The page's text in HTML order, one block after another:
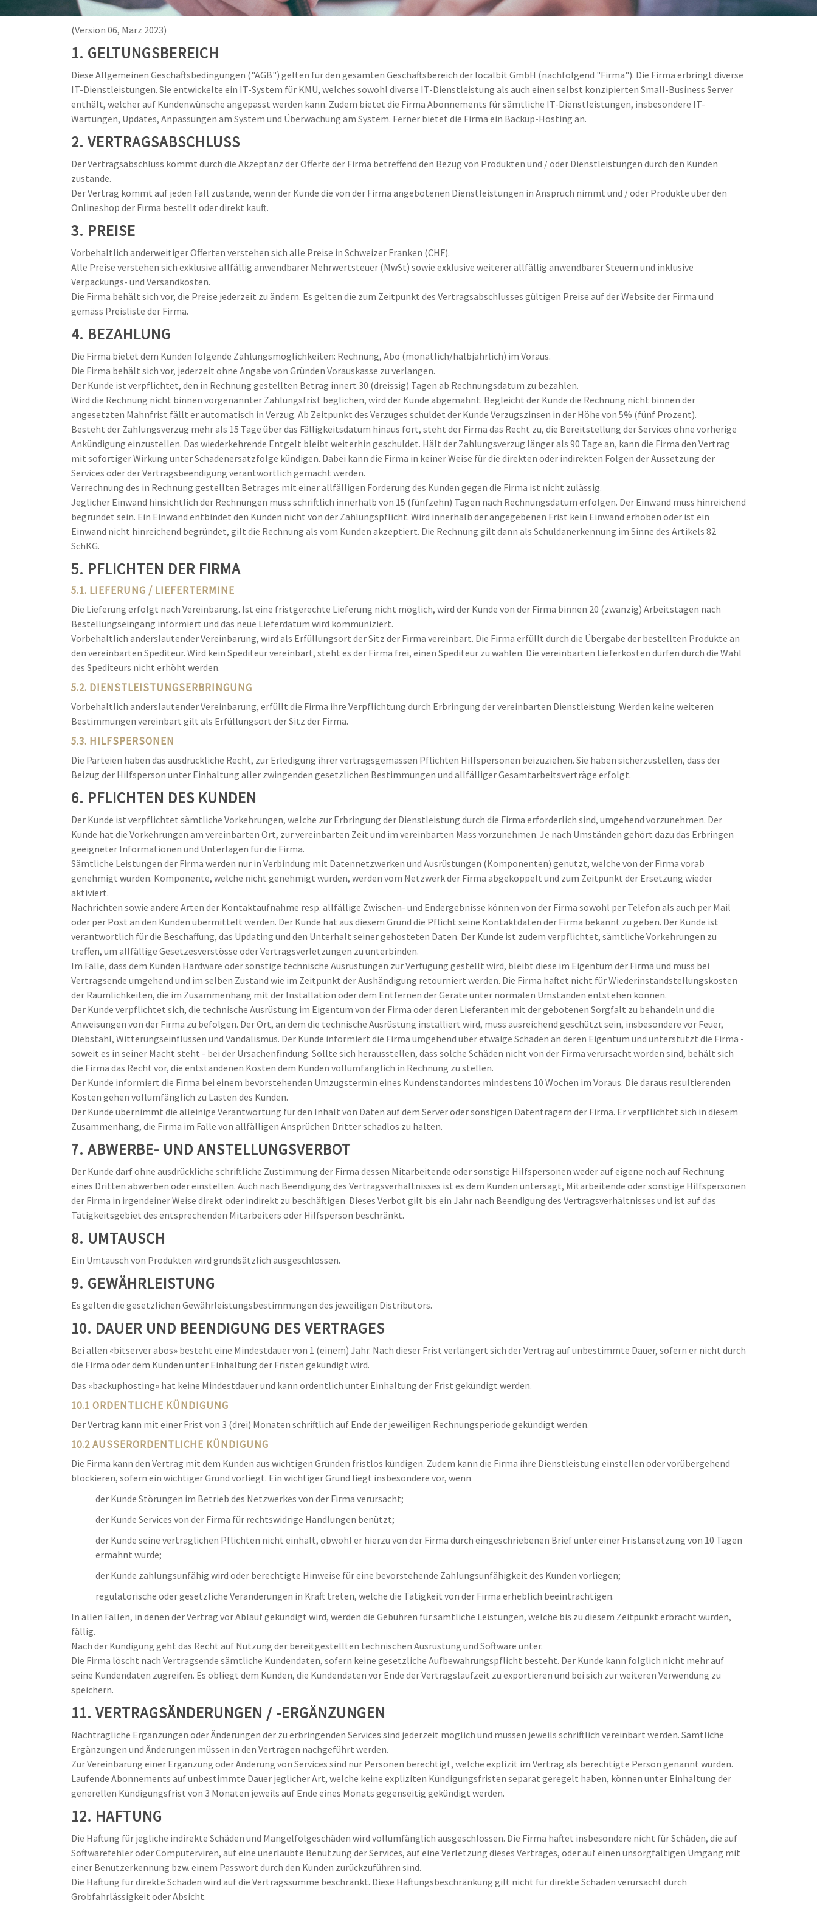
(Version 06, März 2023)
1. GELTUNGSBEREICH
Diese Allgemeinen Geschäftsbedingungen ("AGB") gelten für den gesamten Geschäftsbereich der localbit GmbH (nachfolgend "Firma"). Die Firma erbringt diverse
IT-Dienstleistungen. Sie entwickelte ein IT-System für KMU, welches sowohl diverse IT-Dienstleistung als auch einen selbst konzipierten Small-Business Server
enthält, welcher auf Kundenwünsche angepasst werden kann. Zudem bietet die Firma Abonnements für sämtliche IT-Dienstleistungen, insbesondere IT-
Wartungen, Updates, Anpassungen am System und Überwachung am System. Ferner bietet die Firma ein Backup-Hosting an.
2. VERTRAGSABSCHLUSS
Der Vertragsabschluss kommt durch die Akzeptanz der Offerte der Firma betreffend den Bezug von Produkten und / oder Dienstleistungen durch den Kunden
zustande.
Der Vertrag kommt auf jeden Fall zustande, wenn der Kunde die von der Firma angebotenen Dienstleistungen in Anspruch nimmt und / oder Produkte über den
Onlineshop der Firma bestellt oder direkt kauft.
3. PREISE
Vorbehaltlich anderweitiger Offerten verstehen sich alle Preise in Schweizer Franken (CHF).
Alle Preise verstehen sich exklusive allfällig anwendbarer Mehrwertsteuer (MwSt) sowie exklusive weiterer allfällig anwendbarer Steuern und inklusive
Verpackungs- und Versandkosten.
Die Firma behält sich vor, die Preise jederzeit zu ändern. Es gelten die zum Zeitpunkt des Vertragsabschlusses gültigen Preise auf der Website der Firma und
gemäss Preisliste der Firma.
4. BEZAHLUNG
Die Firma bietet dem Kunden folgende Zahlungsmöglichkeiten: Rechnung, Abo (monatlich/halbjährlich) im Voraus.
Die Firma behält sich vor, jederzeit ohne Angabe von Gründen Vorauskasse zu verlangen.
Der Kunde ist verpflichtet, den in Rechnung gestellten Betrag innert 30 (dreissig) Tagen ab Rechnungsdatum zu bezahlen.
Wird die Rechnung nicht binnen vorgenannter Zahlungsfrist beglichen, wird der Kunde abgemahnt. Begleicht der Kunde die Rechnung nicht binnen der
angesetzten Mahnfrist fällt er automatisch in Verzug. Ab Zeitpunkt des Verzuges schuldet der Kunde Verzugszinsen in der Höhe von 5% (fünf Prozent).
Besteht der Zahlungsverzug mehr als 15 Tage über das Fälligkeitsdatum hinaus fort, steht der Firma das Recht zu, die Bereitstellung der Services ohne vorherige
Ankündigung einzustellen. Das wiederkehrende Entgelt bleibt weiterhin geschuldet. Hält der Zahlungsverzug länger als 90 Tage an, kann die Firma den Vertrag
mit sofortiger Wirkung unter Schadenersatzfolge kündigen. Dabei kann die Firma in keiner Weise für die direkten oder indirekten Folgen der Aussetzung der
Services oder der Vertragsbeendigung verantwortlich gemacht werden.
Verrechnung des in Rechnung gestellten Betrages mit einer allfälligen Forderung des Kunden gegen die Firma ist nicht zulässig.
Jeglicher Einwand hinsichtlich der Rechnungen muss schriftlich innerhalb von 15 (fünfzehn) Tagen nach Rechnungsdatum erfolgen. Der Einwand muss hinreichend
begründet sein. Ein Einwand entbindet den Kunden nicht von der Zahlungspflicht. Wird innerhalb der angegebenen Frist kein Einwand erhoben oder ist ein
Einwand nicht hinreichend begründet, gilt die Rechnung als vom Kunden akzeptiert. Die Rechnung gilt dann als Schuldanerkennung im Sinne des Artikels 82
SchKG.
5. PFLICHTEN DER FIRMA
5.1. LIEFERUNG / LIEFERTERMINE
Die Lieferung erfolgt nach Vereinbarung. Ist eine fristgerechte Lieferung nicht möglich, wird der Kunde von der Firma binnen 20 (zwanzig) Arbeitstagen nach
Bestellungseingang informiert und das neue Lieferdatum wird kommuniziert.
Vorbehaltlich anderslautender Vereinbarung, wird als Erfüllungsort der Sitz der Firma vereinbart. Die Firma erfüllt durch die Übergabe der bestellten Produkte an
den vereinbarten Spediteur. Wird kein Spediteur vereinbart, steht es der Firma frei, einen Spediteur zu wählen. Die vereinbarten Lieferkosten dürfen durch die Wahl
des Spediteurs nicht erhöht werden.
5.2. DIENSTLEISTUNGSERBRINGUNG
Vorbehaltlich anderslautender Vereinbarung, erfüllt die Firma ihre Verpflichtung durch Erbringung der vereinbarten Dienstleistung. Werden keine weiteren
Bestimmungen vereinbart gilt als Erfüllungsort der Sitz der Firma.
5.3. HILFSPERSONEN
Die Parteien haben das ausdrückliche Recht, zur Erledigung ihrer vertragsgemässen Pflichten Hilfspersonen beizuziehen. Sie haben sicherzustellen, dass der
Beizug der Hilfsperson unter Einhaltung aller zwingenden gesetzlichen Bestimmungen und allfälliger Gesamtarbeitsverträge erfolgt.
6. PFLICHTEN DES KUNDEN
Der Kunde ist verpflichtet sämtliche Vorkehrungen, welche zur Erbringung der Dienstleistung durch die Firma erforderlich sind, umgehend vorzunehmen. Der
Kunde hat die Vorkehrungen am vereinbarten Ort, zur vereinbarten Zeit und im vereinbarten Mass vorzunehmen. Je nach Umständen gehört dazu das Erbringen
geeigneter Informationen und Unterlagen für die Firma.
Sämtliche Leistungen der Firma werden nur in Verbindung mit Datennetzwerken und Ausrüstungen (Komponenten) genutzt, welche von der Firma vorab
genehmigt wurden. Komponente, welche nicht genehmigt wurden, werden vom Netzwerk der Firma abgekoppelt und zum Zeitpunkt der Ersetzung wieder
aktiviert.
Nachrichten sowie andere Arten der Kontaktaufnahme resp. allfällige Zwischen- und Endergebnisse können von der Firma sowohl per Telefon als auch per Mail
oder per Post an den Kunden übermittelt werden. Der Kunde hat aus diesem Grund die Pflicht seine Kontaktdaten der Firma bekannt zu geben. Der Kunde ist
verantwortlich für die Beschaffung, das Updating und den Unterhalt seiner gehosteten Daten. Der Kunde ist zudem verpflichtet, sämtliche Vorkehrungen zu
treffen, um allfällige Gesetzesverstösse oder Vertragsverletzungen zu unterbinden.
Im Falle, dass dem Kunden Hardware oder sonstige technische Ausrüstungen zur Verfügung gestellt wird, bleibt diese im Eigentum der Firma und muss bei
Vertragsende umgehend und im selben Zustand wie im Zeitpunkt der Aushändigung retourniert werden. Die Firma haftet nicht für Wiederinstandstellungskosten
der Räumlichkeiten, die im Zusammenhang mit der Installation oder dem Entfernen der Geräte unter normalen Umständen entstehen können.
Der Kunde verpflichtet sich, die technische Ausrüstung im Eigentum von der Firma oder deren Lieferanten mit der gebotenen Sorgfalt zu behandeln und die
Anweisungen von der Firma zu befolgen. Der Ort, an dem die technische Ausrüstung installiert wird, muss ausreichend geschützt sein, insbesondere vor Feuer,
Diebstahl, Witterungseinflüssen und Vandalismus. Der Kunde informiert die Firma umgehend über etwaige Schäden an deren Eigentum und unterstützt die Firma -
soweit es in seiner Macht steht - bei der Ursachenfindung. Sollte sich herausstellen, dass solche Schäden nicht von der Firma verursacht worden sind, behält sich
die Firma das Recht vor, die entstandenen Kosten dem Kunden vollumfänglich in Rechnung zu stellen.
Der Kunde informiert die Firma bei einem bevorstehenden Umzugstermin eines Kundenstandortes mindestens 10 Wochen im Voraus. Die daraus resultierenden
Kosten gehen vollumfänglich zu Lasten des Kunden.
Der Kunde übernimmt die alleinige Verantwortung für den Inhalt von Daten auf dem Server oder sonstigen Datenträgern der Firma. Er verpflichtet sich in diesem
Zusammenhang, die Firma im Falle von allfälligen Ansprüchen Dritter schadlos zu halten.
7. ABWERBE- UND ANSTELLUNGSVERBOT
Der Kunde darf ohne ausdrückliche schriftliche Zustimmung der Firma dessen Mitarbeitende oder sonstige Hilfspersonen weder auf eigene noch auf Rechnung
eines Dritten abwerben oder einstellen. Auch nach Beendigung des Vertragsverhältnisses ist es dem Kunden untersagt, Mitarbeitende oder sonstige Hilfspersonen
der Firma in irgendeiner Weise direkt oder indirekt zu beschäftigen. Dieses Verbot gilt bis ein Jahr nach Beendigung des Vertragsverhältnisses und ist auf das
Tätigkeitsgebiet des entsprechenden Mitarbeiters oder Hilfsperson beschränkt.
8. UMTAUSCH
Ein Umtausch von Produkten wird grundsätzlich ausgeschlossen.
9. GEWÄHRLEISTUNG
Es gelten die gesetzlichen Gewährleistungsbestimmungen des jeweiligen Distributors.
10. DAUER UND BEENDIGUNG DES VERTRAGES
Bei allen «bitserver abos» besteht eine Mindestdauer von 1 (einem) Jahr. Nach dieser Frist verlängert sich der Vertrag auf unbestimmte Dauer, sofern er nicht durch
die Firma oder dem Kunden unter Einhaltung der Fristen gekündigt wird.
Das «backuphosting» hat keine Mindestdauer und kann ordentlich unter Einhaltung der Frist gekündigt werden.
10.1 ORDENTLICHE KÜNDIGUNG
Der Vertrag kann mit einer Frist von 3 (drei) Monaten schriftlich auf Ende der jeweiligen Rechnungsperiode gekündigt werden.
10.2 AUSSERORDENTLICHE KÜNDIGUNG
Die Firma kann den Vertrag mit dem Kunden aus wichtigen Gründen fristlos kündigen. Zudem kann die Firma ihre Dienstleistung einstellen oder vorübergehend
blockieren, sofern ein wichtiger Grund vorliegt. Ein wichtiger Grund liegt insbesondere vor, wenn
der Kunde Störungen im Betrieb des Netzwerkes von der Firma verursacht;
der Kunde Services von der Firma für rechtswidrige Handlungen benützt;
der Kunde seine vertraglichen Pflichten nicht einhält, obwohl er hierzu von der Firma durch eingeschriebenen Brief unter einer Fristansetzung von 10 Tagen
ermahnt wurde;
der Kunde zahlungsunfähig wird oder berechtigte Hinweise für eine bevorstehende Zahlungsunfähigkeit des Kunden vorliegen;
regulatorische oder gesetzliche Veränderungen in Kraft treten, welche die Tätigkeit von der Firma erheblich beeinträchtigen.
In allen Fällen, in denen der Vertrag vor Ablauf gekündigt wird, werden die Gebühren für sämtliche Leistungen, welche bis zu diesem Zeitpunkt erbracht wurden,
fällig.
Nach der Kündigung geht das Recht auf Nutzung der bereitgestellten technischen Ausrüstung und Software unter.
Die Firma löscht nach Vertragsende sämtliche Kundendaten, sofern keine gesetzliche Aufbewahrungspflicht besteht. Der Kunde kann folglich nicht mehr auf
seine Kundendaten zugreifen. Es obliegt dem Kunden, die Kundendaten vor Ende der Vertragslaufzeit zu exportieren und bei sich zur weiteren Verwendung zu
speichern.
11. VERTRAGSÄNDERUNGEN / -ERGÄNZUNGEN
Nachträgliche Ergänzungen oder Änderungen der zu erbringenden Services sind jederzeit möglich und müssen jeweils schriftlich vereinbart werden. Sämtliche
Ergänzungen und Änderungen müssen in den Verträgen nachgeführt werden.
Zur Vereinbarung einer Ergänzung oder Änderung von Services sind nur Personen berechtigt, welche explizit im Vertrag als berechtigte Person genannt wurden.
Laufende Abonnements auf unbestimmte Dauer jeglicher Art, welche keine expliziten Kündigungsfristen separat geregelt haben, können unter Einhaltung der
generellen Kündigungsfrist von 3 Monaten jeweils auf Ende eines Monats gegenseitig gekündigt werden.
12. HAFTUNG
Die Haftung für jegliche indirekte Schäden und Mangelfolgeschäden wird vollumfänglich ausgeschlossen. Die Firma haftet insbesondere nicht für Schäden, die auf
Softwarefehler oder Computerviren, auf eine unerlaubte Benützung der Services, auf eine Verletzung dieses Vertrages, oder auf einen unsorgfältigen Umgang mit
einer Benutzerkennung bzw. einem Passwort durch den Kunden zurückzuführen sind.
Die Haftung für direkte Schäden wird auf die Vertragssumme beschränkt. Diese Haftungsbeschränkung gilt nicht für direkte Schäden verursacht durch
Grobfahrlässigkeit oder Absicht.